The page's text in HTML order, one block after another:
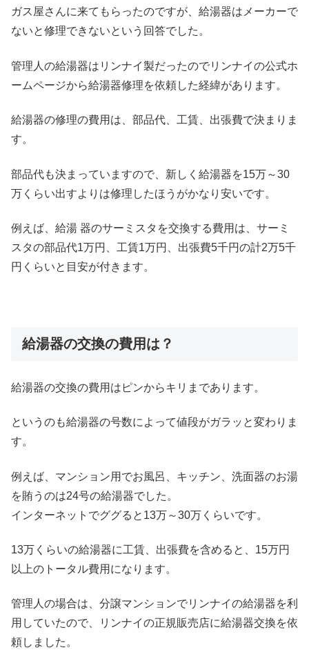
ガス屋さんに来てもらったのですが、給湯器はメーカーで
ないと修理できないという回答でした。
管理人の給湯器はリンナイ製だったのでリンナイの公式ホ
ームページから給湯器修理を依頼した経緯があります。
給湯器の修理の費用は、部品代、工賃、出張費で決まりま
す。
部品代も決まっていますので、新しく給湯器を15万～30
万くらい出すよりは修理したほうがかなり安いです。
例えば、給湯 器のサーミスタを交換する費用は、サーミ
スタの部品代1万円、工賃1万円、出張費5千円の計2万5千
円くらいと目安が付きます。
給湯器の交換の費用は？
給湯器の交換の費用はピンからキリまであります。
というのも給湯器の号数によって値段がガラッと変わりま
す。
例えば、マンション用でお風呂、キッチン、洗面器のお湯
を賄うのは24号の給湯器でした。
インターネットでググると13万～30万くらいです。
13万くらいの給湯器に工賃、出張費を含めると、15万円
以上のトータル費用になります。
管理人の場合は、分譲マンションでリンナイの給湯器を利
用していたので、リンナイの正規販売店に給湯器交換を依
頼しました。